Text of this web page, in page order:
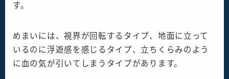
す。
めまいには、視界が回転するタイプ、地面に立って
いるのに浮遊感を感じるタイプ、立ちくらみのよう
に血の気が引いてしまうタイプがあります。